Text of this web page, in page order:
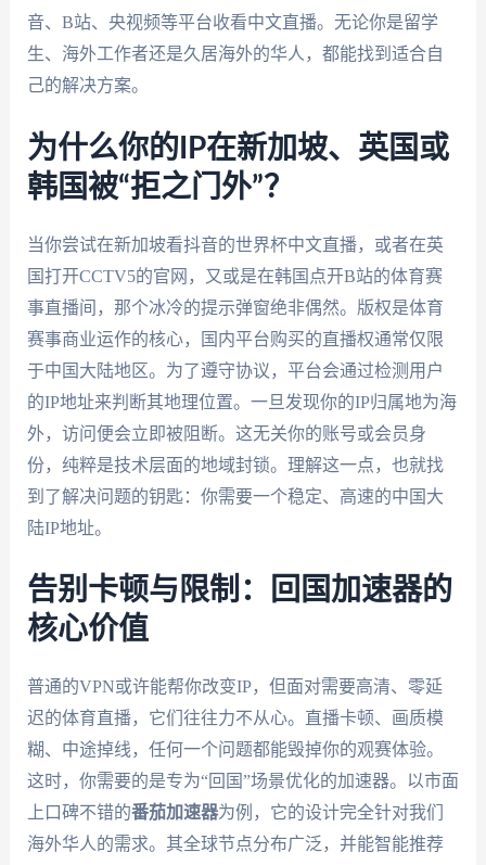
音、B站、央视频等平台收看中文直播。无论你是留学
生、海外工作者还是久居海外的华人，都能找到适合自
己的解决方案。
为什么你的IP在新加坡、英国或
韩国被“拒之门外”？
当你尝试在新加坡看抖音的世界杯中文直播，或者在英
国打开CCTV5的官网，又或是在韩国点开B站的体育赛
事直播间，那个冰冷的提示弹窗绝非偶然。版权是体育
赛事商业运作的核心，国内平台购买的直播权通常仅限
于中国大陆地区。为了遵守协议，平台会通过检测用户
的IP地址来判断其地理位置。一旦发现你的IP归属地为海
外，访问便会立即被阻断。这无关你的账号或会员身
份，纯粹是技术层面的地域封锁。理解这一点，也就找
到了解决问题的钥匙：你需要一个稳定、高速的中国大
陆IP地址。
告别卡顿与限制：回国加速器的
核心价值
普通的VPN或许能帮你改变IP，但面对需要高清、零延
迟的体育直播，它们往往力不从心。直播卡顿、画质模
糊、中途掉线，任何一个问题都能毁掉你的观赛体验。
这时，你需要的是专为“回国”场景优化的加速器。以市面
上口碑不错的番茄加速器为例，它的设计完全针对我们
海外华人的需求。其全球节点分布广泛，并能智能推荐